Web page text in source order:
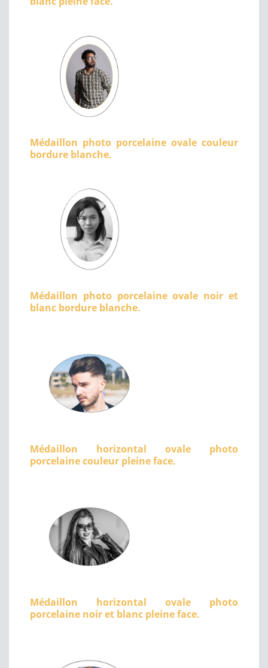
Médaillon photo porcelaine ovale couleur
bordure blanche.
Médaillon photo porcelaine ovale noir et
blanc bordure blanche.
Médaillon horizontal ovale photo
porcelaine couleur pleine face.
Médaillon horizontal ovale photo
porcelaine noir et blanc pleine face.